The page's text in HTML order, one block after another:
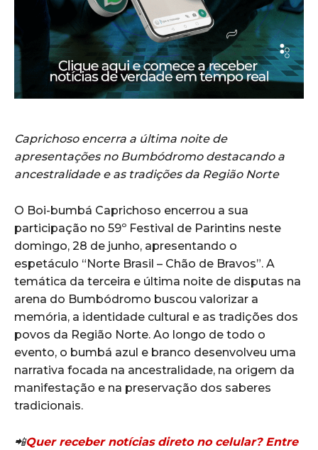
Caprichoso encerra a última noite de
apresentações no Bumbódromo destacando a
ancestralidade e as tradições da Região Norte
O Boi-bumbá Caprichoso encerrou a sua
participação no 59º Festival de Parintins neste
domingo, 28 de junho, apresentando o
espetáculo “Norte Brasil – Chão de Bravos”. A
temática da terceira e última noite de disputas na
arena do Bumbódromo buscou valorizar a
memória, a identidade cultural e as tradições dos
povos da Região Norte. Ao longo de todo o
evento, o bumbá azul e branco desenvolveu uma
narrativa focada na ancestralidade, na origem da
manifestação e na preservação dos saberes
tradicionais.
📲Quer receber notícias direto no celular? Entre